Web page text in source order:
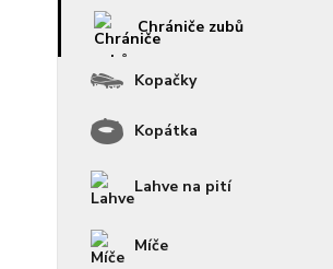
Chrániče zubů
Kopačky
Kopátka
Lahve na pití
Míče